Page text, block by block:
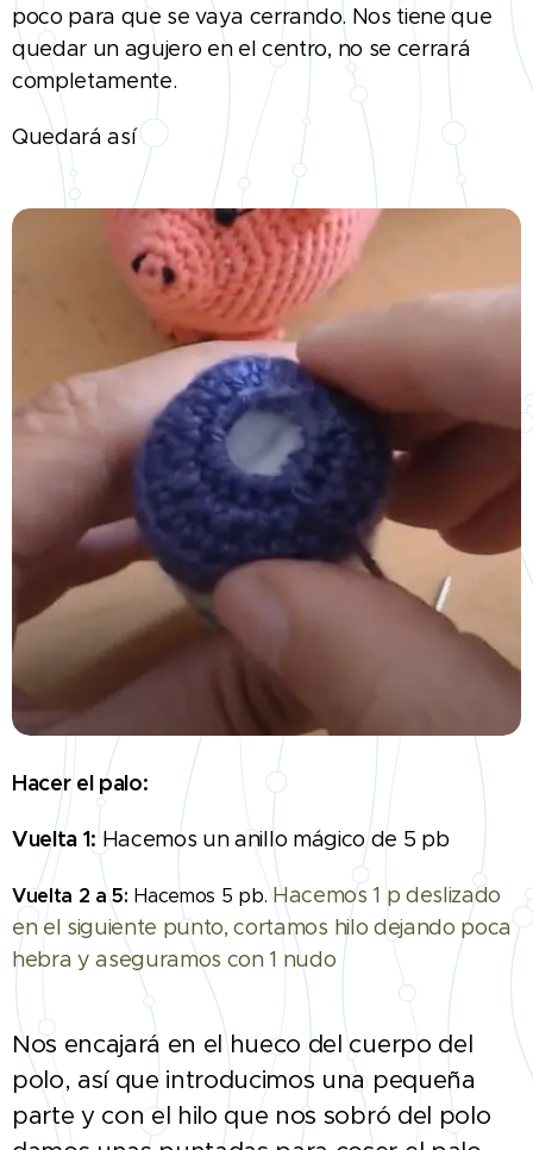
poco para que se vaya cerrando. Nos tiene que
quedar un agujero en el centro, no se cerrará
completamente.
Quedará así 👇
Hacer el palo:
Vuelta 1: Hacemos un anillo mágico de 5 pb
Vuelta 2 a 5: Hacemos 5 pb.Hacemos 1 p deslizado
en el siguiente punto, cortamos hilo dejando poca
hebra y aseguramos con 1 nudo
Nos encajará en el hueco del cuerpo del
polo, así que introducimos una pequeña
parte y con el hilo que nos sobró del polo